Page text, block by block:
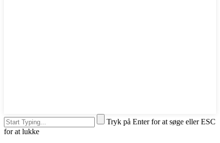
Tryk på Enter for at søge eller ESC
for at lukke